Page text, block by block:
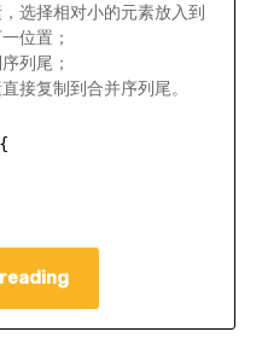
选择相对小的元素放入到
位置；
列尾；
接复制到合并序列尾。